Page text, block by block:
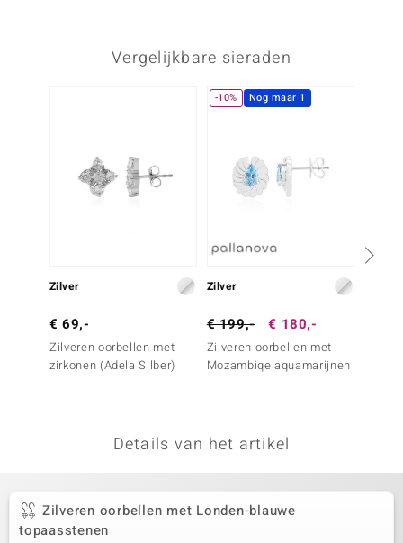
Collection
Vergelijkbare sieraden
Zilver
€ 69,-
Zilveren oorbellen met
zirkonen (Adela Silber)
-10% Nog maar 1
Zilver
€ 199,- € 180,-
Zilveren oorbellen met
Mozambiqe aquamarijnen
Details van het artikel
Zilveren oorbellen met Londen-blauwe
topaasstenen